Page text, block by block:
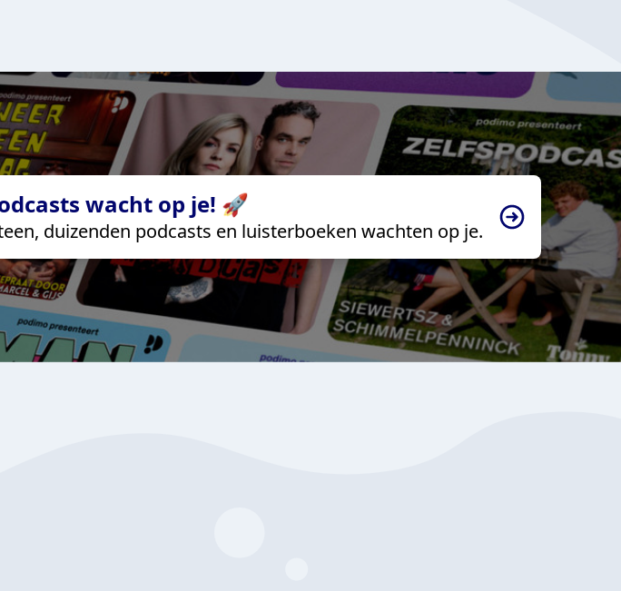
wacht op je! 🚀
duizenden podcasts en luisterboeken wachten op je.